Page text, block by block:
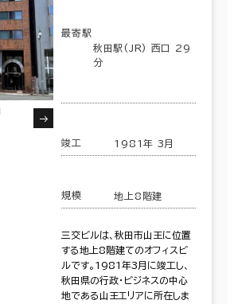
最寄駅
秋田駅(JR) 西口 29
分
竣工 1981年 3月
規模 地上8階建
三交ビルは、秋田市山王に位置
する地上8階建てのオフィスビ
ルです。1981年3月に竣工し、
秋田県の行政・ビジネスの中心
地である山王エリアに所在しま